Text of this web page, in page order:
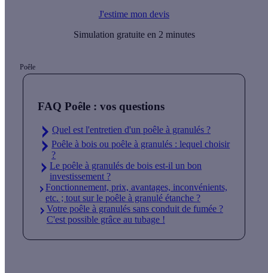
J'estime mon devis
Simulation gratuite en 2 minutes
Poêle
FAQ Poêle : vos questions
Quel est l'entretien d'un poêle à granulés ?
Poêle à bois ou poêle à granulés : lequel choisir
?
Le poêle à granulés de bois est-il un bon
investissement ?
Fonctionnement, prix, avantages, inconvénients,
etc. ; tout sur le poêle à granulé étanche ?
Votre poêle à granulés sans conduit de fumée ?
C'est possible grâce au tubage !